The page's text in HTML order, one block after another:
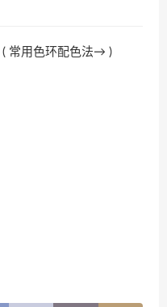
( 常用色环配色法→ )